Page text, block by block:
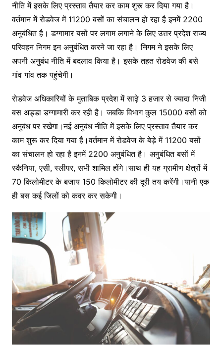
नीति में इसके लिए प्रस्ताव तैयार कर काम शुरू कर दिया गया है।
वर्तमान में रोडवेज में 11200 बसों का संचालन हो रहा है इनमें 2200
अनुबंधित है। डग्गामार बसों पर लगाम लगाने के लिए उत्तर प्रदेश राज्य
परिवहन निगम इन अनुबंधित करने जा रहा है। निगम ने इसके लिए
अपनी अनुबंध नीति में बदलाव किया है। इसके तहत रोडवेज की बसे
गांव गांव तक पहुंचेगी।
रोडवेज अधिकारियों के मुताबिक प्रदेश में साढ़े 3 हजार से ज्यादा निजी
बस अड्डा डग्गामारी कर रही है। जबकि विभाग कुल 15000 बसों को
अनुबंध पर रखेगा।नई अनुबंध नीति में इसके लिए प्रस्ताव तैयार कर
काम शुरू कर दिया गया है।वर्तमान में रोडवेज के बेड़े में 11200 बसों
का संचालन हो रहा है इनमें 2200 अनुबंधित है। अनुबंधित बसों में
स्कैनिया, एसी, स्लीपर, सभी शामिल होंगे।साथ ही यह ग्रामीण क्षेत्रों में
70 किलोमीटर के बजाय 150 किलोमीटर की दूरी तय करेंगी।यानी एक
ही बस कई जिलों को कवर कर सकेगी।